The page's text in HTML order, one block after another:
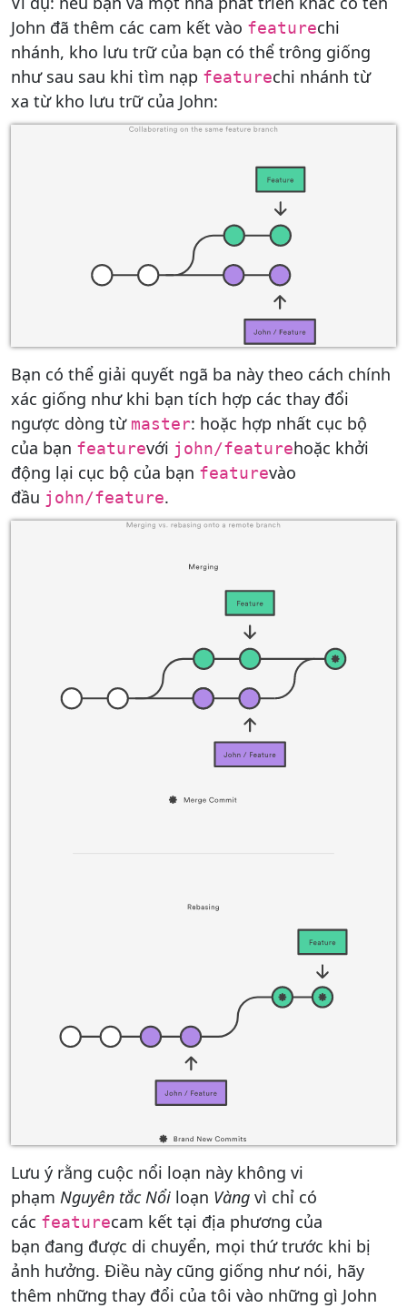
John đã thêm các cam kết vào featurechi
nhánh, kho lưu trữ của bạn có thể trông giống
như sau sau khi tìm nạp featurechi nhánh từ
xa từ kho lưu trữ của John:
Bạn có thể giải quyết ngã ba này theo cách chính
xác giống như khi bạn tích hợp các thay đổi
ngược dòng từ master: hoặc hợp nhất cục bộ
của bạn featurevới john/featurehoặc khởi
động lại cục bộ của bạn featurevào
đầu john/feature.
Lưu ý rằng cuộc nổi loạn này không vi
phạm Nguyên tắc Nổi loạn Vàng vì chỉ có
các featurecam kết tại địa phương của
bạn đang được di chuyển, mọi thứ trước khi bị
ảnh hưởng. Điều này cũng giống như nói, hãy
thêm những thay đổi của tôi vào những gì John